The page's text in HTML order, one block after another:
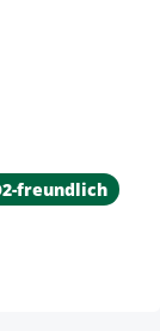
freundlich